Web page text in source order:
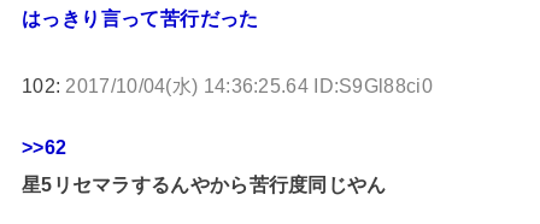
はっきり言って苦行だった
102: 2017/10/04(水) 14:36:25.64 ID:S9Gl88ci0
>>62
星5リセマラするんやから苦行度同じやん